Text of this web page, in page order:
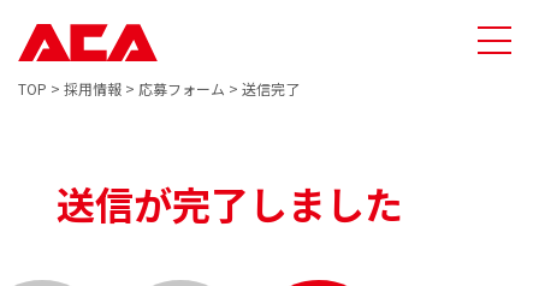
TOP > 採用情報 > 応募フォーム > 送信完了
送信が完了しました